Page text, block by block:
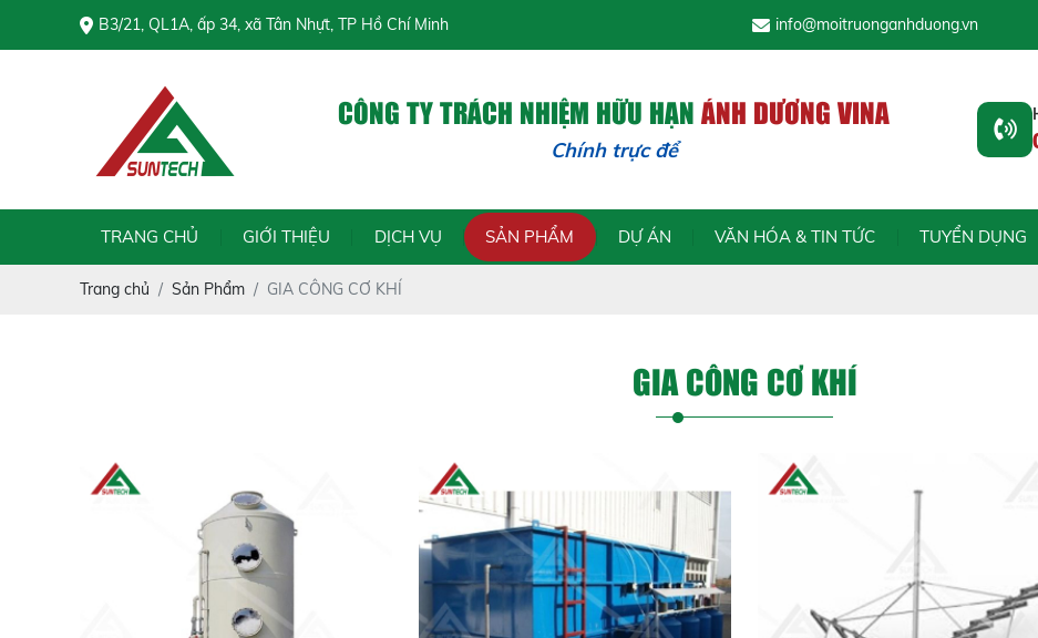
B3/21, QL1A, ấp 34, xã Tân Nhựt, TP Hồ Chí Minh info@moitruonganhduong.vn
CÔNG TY TRÁCH NHIỆM HỮU HẠNÁNH DƯƠNG VINA
Chính trực để phát tr
TRANG CHỦ GIỚI THIỆU DỊCH VỤ SẢN PHẨM DỰ ÁN VĂN HÓA & TIN TỨC TUYỂN DỤNG
Trang chủ Sản Phẩm GIA CÔNG CƠ KHÍ
GIA CÔNG CƠ KHÍ